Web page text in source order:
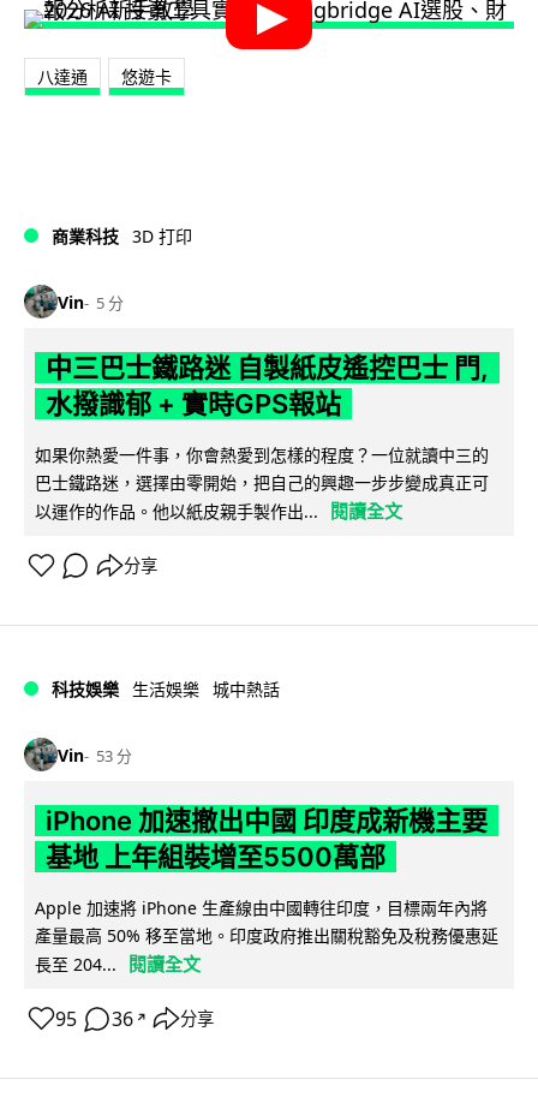
八達通 悠遊卡
商業科技 3D 打印
Vin 5 分
中三巴士鐵路迷 自製紙皮遙控巴士 門,
水撥識郁 + 實時GPS報站
如果你熱愛一件事，你會熱愛到怎樣的程度？一位就讀中三的
巴士鐵路迷，選擇由零開始，把自己的興趣一步步變成真正可
以運作的作品。他以紙皮親手製作出...
閱讀全文
分享
科技娛樂 生活娛樂 城中熱話
Vin 53 分
iPhone 加速撤出中國 印度成新機主要
基地 上年組裝增至5500萬部
Apple 加速將 iPhone 生產線由中國轉往印度，目標兩年內將
產量最高 50% 移至當地。印度政府推出關稅豁免及稅務優惠延
長至 204...
閱讀全文
95 36 ↗ 分享